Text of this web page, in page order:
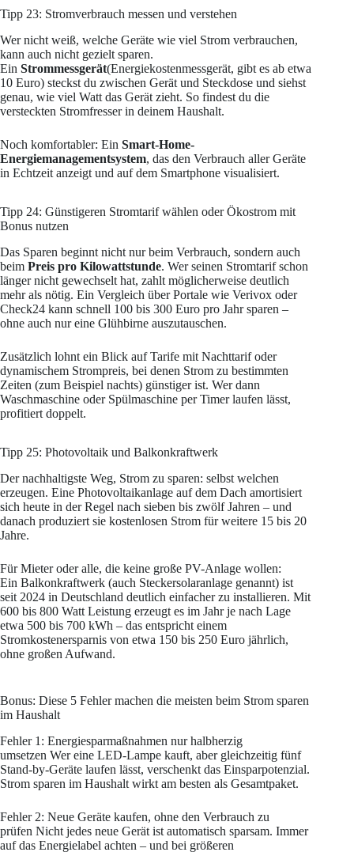
Tipp 23: Stromverbrauch messen und verstehen
Wer nicht weiß, welche Geräte wie viel Strom verbrauchen,
kann auch nicht gezielt sparen.
Ein Strommessgerät(Energiekostenmessgerät, gibt es ab etwa
10 Euro) steckst du zwischen Gerät und Steckdose und siehst
genau, wie viel Watt das Gerät zieht. So findest du die
versteckten Stromfresser in deinem Haushalt.
Noch komfortabler: Ein Smart-Home-
Energiemanagementsystem, das den Verbrauch aller Geräte
in Echtzeit anzeigt und auf dem Smartphone visualisiert.
Tipp 24: Günstigeren Stromtarif wählen oder Ökostrom mit
Bonus nutzen
Das Sparen beginnt nicht nur beim Verbrauch, sondern auch
beim Preis pro Kilowattstunde. Wer seinen Stromtarif schon
länger nicht gewechselt hat, zahlt möglicherweise deutlich
mehr als nötig. Ein Vergleich über Portale wie Verivox oder
Check24 kann schnell 100 bis 300 Euro pro Jahr sparen –
ohne auch nur eine Glühbirne auszutauschen.
Zusätzlich lohnt ein Blick auf Tarife mit Nachttarif oder
dynamischem Strompreis, bei denen Strom zu bestimmten
Zeiten (zum Beispiel nachts) günstiger ist. Wer dann
Waschmaschine oder Spülmaschine per Timer laufen lässt,
profitiert doppelt.
Tipp 25: Photovoltaik und Balkonkraftwerk
Der nachhaltigste Weg, Strom zu sparen: selbst welchen
erzeugen. Eine Photovoltaikanlage auf dem Dach amortisiert
sich heute in der Regel nach sieben bis zwölf Jahren – und
danach produziert sie kostenlosen Strom für weitere 15 bis 20
Jahre.
Für Mieter oder alle, die keine große PV-Anlage wollen:
Ein Balkonkraftwerk (auch Steckersolaranlage genannt) ist
seit 2024 in Deutschland deutlich einfacher zu installieren. Mit
600 bis 800 Watt Leistung erzeugt es im Jahr je nach Lage
etwa 500 bis 700 kWh – das entspricht einem
Stromkostenersparnis von etwa 150 bis 250 Euro jährlich,
ohne großen Aufwand.
Bonus: Diese 5 Fehler machen die meisten beim Strom sparen
im Haushalt
Fehler 1: Energiesparmaßnahmen nur halbherzig
umsetzen Wer eine LED-Lampe kauft, aber gleichzeitig fünf
Stand-by-Geräte laufen lässt, verschenkt das Einsparpotenzial.
Strom sparen im Haushalt wirkt am besten als Gesamtpaket.
Fehler 2: Neue Geräte kaufen, ohne den Verbrauch zu
prüfen Nicht jedes neue Gerät ist automatisch sparsam. Immer
auf das Energielabel achten – und bei größeren